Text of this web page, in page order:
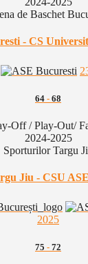
de Baschet
- CS
64 - 68
Off / Play-Out/
2024-2025
Sporturilor Targu
Jiu - CSU
2025
75 - 72